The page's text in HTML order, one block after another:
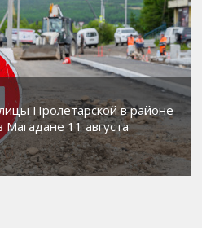
Пролетарской в районе
11 августа